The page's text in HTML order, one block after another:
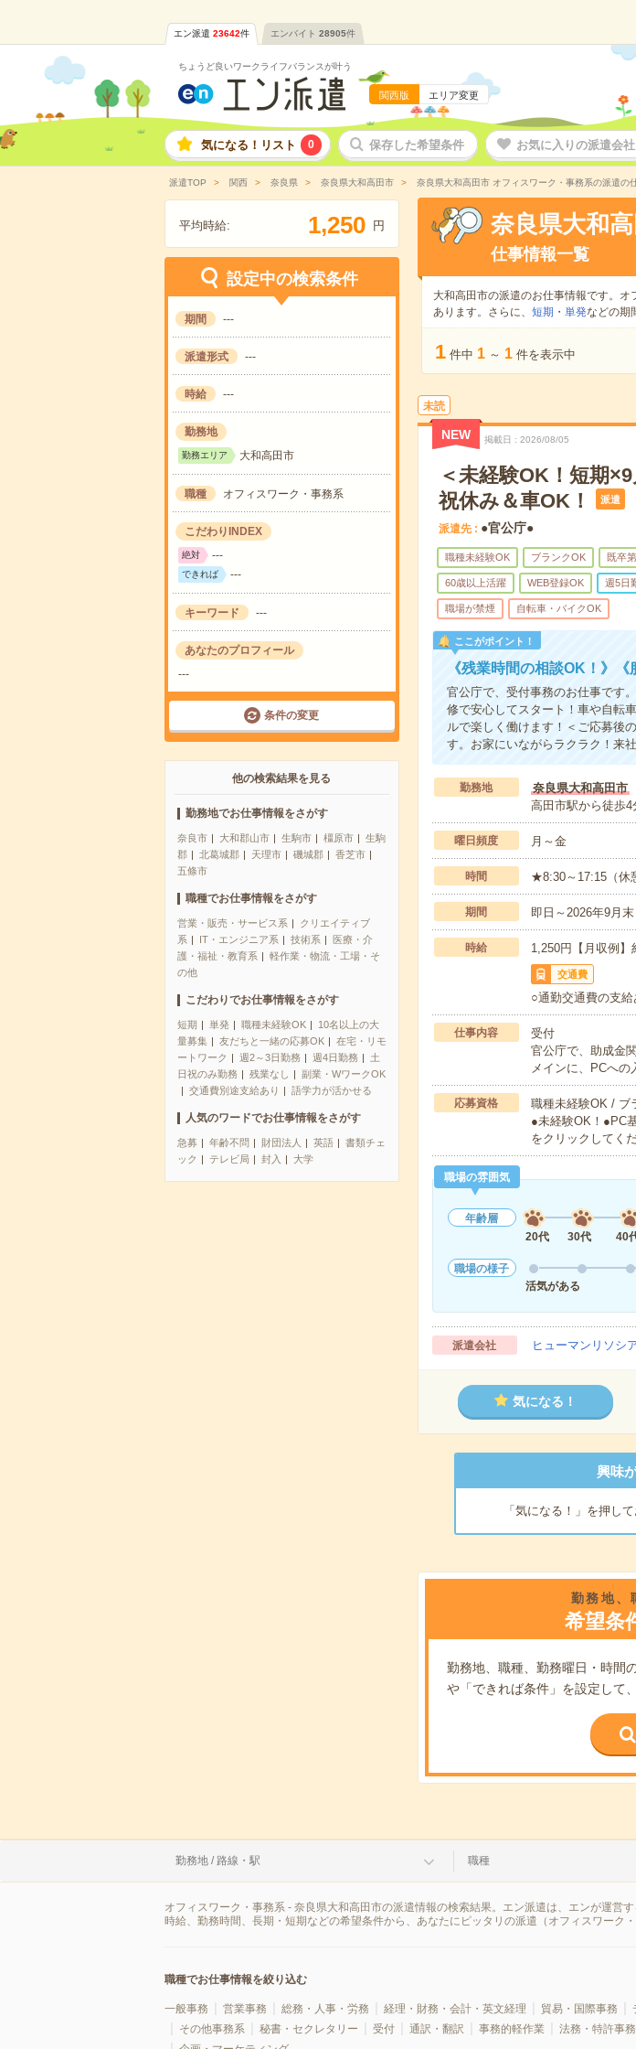
エン派遣 23642件 エンバイト 28905件
ちょうど良いワークライフバランスが叶う
関西版 エリア変更
気になる！リスト 0 保存した希望条件 お気に入りの派遣会社
派遣TOP 関西 奈良県 奈良県大和高田市 奈良県大和高田市 オフィスワーク・事務系の派遣の
平均時給: 1,250 円
設定中の検索条件
期間 ---
派遣形式 ---
時給 ---
勤務地
勤務エリア 大和高田市
職種 オフィスワーク・事務系
こだわりINDEX
絶対 ---
できれば ---
キーワード ---
あなたのプロフィール
---
条件の変更
他の検索結果を見る
勤務地でお仕事情報をさがす
奈良市 大和郡山市 生駒市 橿原市
生駒
郡
北葛城郡 天理市 磯城郡
香芝市
五條市
職種でお仕事情報をさがす
営業・販売・サービス系
クリエイティブ
系
IT・エンジニア系 技術系
医療・介
護・福祉・教育系
軽作業・物流・工場・そ
の他
こだわりでお仕事情報をさがす
短期 単発 職種未経験OK
10名以上の大
量募集
友だちと一緒の応募OK
在宅・リモ
ートワーク
週2～3日勤務 週4日勤務
土
日祝のみ勤務
残業なし
副業・WワークOK
交通費別途支給あり
語学力が活かせる
人気のワードでお仕事情報をさがす
急募 年齢不問 財団法人 英語
書類チェ
ック
テレビ局 封入 大学
奈良県大和
仕事情報一覧
大和高田市の派遣のお仕事情報です。オ
あります。さらに、 短期 ・ 単発などの期
1 件中 1 ～ 1 件を表示中
未読
NEW 掲載日 2026/08/05
＜未経験OK！短期
祝休み＆車OK！
派遣
派遣先 ●官公庁●
職種未経験OK ブランクOK 既卒
60歳以上活躍 WEB登録OK 週5日
職場が禁煙 自転車・バイクOK
ここがポイント！
《残業時間の相談OK！》
官公庁で、受付事務のお仕事です
修で安心してスタート！車や自転
ルで楽しく働けます！＜ご応募後
す。お家にいながらラクラク！来
勤務地
奈良県大和高田市
高田市駅から徒歩
曜日頻度 月～金
時間 ★8:30～17:15（休
期間 即日～2026年9月
時給 1,250円【月収例
交通費
○通勤交通費の支給
仕事内容
受付
官公庁で、助成金
メインに、PCへ
応募資格
職種未経験OK / ブ
●未経験OK！●PC
をクリックしてく
職場の雰囲気
年齢層
20代
30代 40
職場の様子
活気がある
派遣会社 ヒューマンリソシ
気になる！
興味
「気になる！」を押し
勤務地、
希望条
勤務地、職種、勤務曜日・時間の
や「できれば条件」を設定して
勤務地 / 路線・駅 職種
オフィスワーク・事務系 - 奈良県大和高田市の派遣情報の検索結果。エン派遣は、エンが運営
時給、勤務時間、長期・短期などの希望条件から、あなたにピッタリの派遣（オフィスワーク
職種でお仕事情報を絞り込む
一般事務 営業事務 総務・人事・労務 経理・財務・会計・英文経理 貿易・国際事務
その他事務系
秘書・セクレタリー 受付 通訳・翻訳 事務的軽作業 法務・特許事務